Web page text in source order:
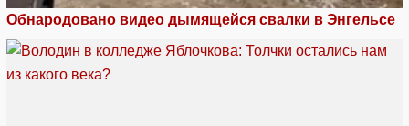
Обнародовано видео дымящейся свалки в Энгельсе